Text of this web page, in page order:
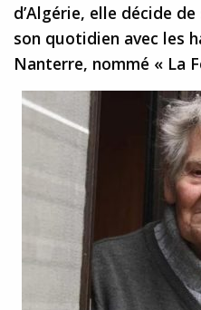
d’Algérie, elle décide
son quotidien avec les
Nanterre, nommé « La